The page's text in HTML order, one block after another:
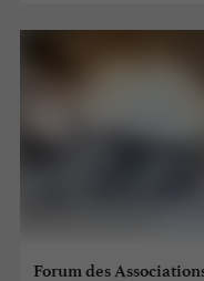
Forum des